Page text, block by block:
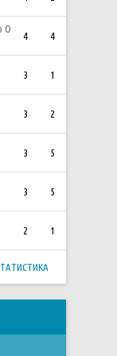
О
4 4
3 1
3 2
3 5
3 5
2 1